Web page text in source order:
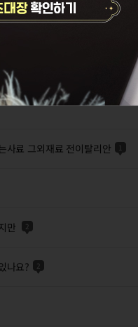
...
사료 그외재료 전이탈리안 1
만 2
나요? 2